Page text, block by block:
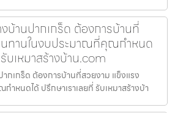
บ้านปากเกร็ด ต้องการบ้านที่
นทานในงบประมาณที่คุณกำหนด
บเหมาสร้างบ้าน.com
กเกร็ด ต้องการบ้านที่สวยงาม แข็งแรง
หนดได้ ปรึกษาเราเลยที่ รับเหมาสร้างบ้า